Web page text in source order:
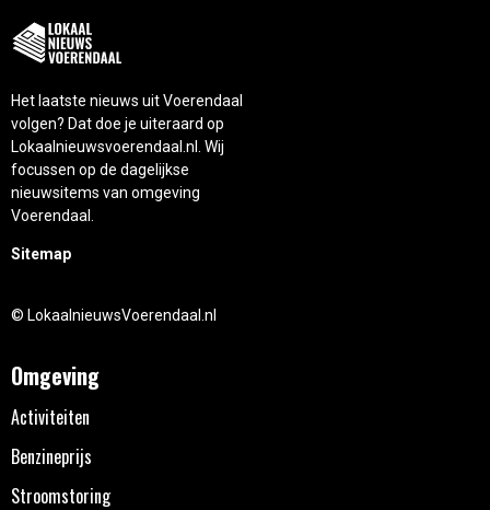
Het laatste nieuws uit Voerendaal
volgen? Dat doe je uiteraard op
Lokaalnieuwsvoerendaal.nl. Wij
focussen op de dagelijkse
nieuwsitems van omgeving
Voerendaal.
Sitemap
© LokaalnieuwsVoerendaal.nl
Omgeving
Activiteiten
Benzineprijs
Stroomstoring